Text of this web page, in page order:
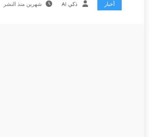
أخبار ذكي AI شهرين منذ النشر